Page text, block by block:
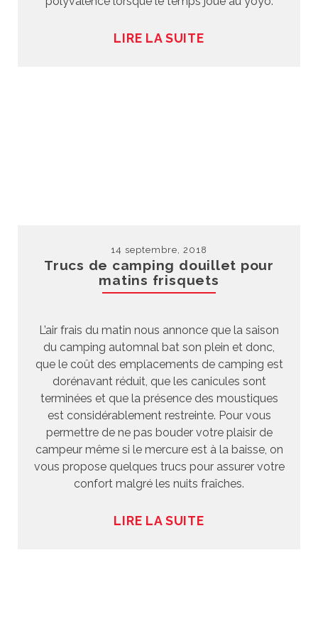
LIRE LA SUITE
14 septembre, 2018
Trucs de camping douillet pour
matins frisquets
L’air frais du matin nous annonce que la saison
du camping automnal bat son plein et donc,
que le coût des emplacements de camping est
dorénavant réduit, que les canicules sont
terminées et que la présence des moustiques
est considérablement restreinte. Pour vous
permettre de ne pas bouder votre plaisir de
campeur même si le mercure est à la baisse, on
vous propose quelques trucs pour assurer votre
confort malgré les nuits fraîches.
LIRE LA SUITE